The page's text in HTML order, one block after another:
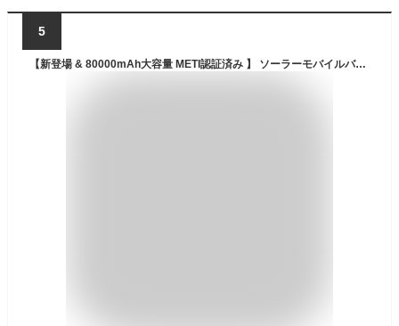
5
【新登場 & 80000mAh大容量 METI認証済み 】 ソーラーモバイルバッテリー 手回し充電 22.5W/PD18W 3A急速充電 4本ケーブル内蔵 Type-C入出力兼用 7台同時充電 ソーラーチャージャー 5Way蓄電 懐中電灯+LEDライト付き 防塵 耐衝撃 コンパス搭載 防災グッズ SOSモード 地震/災害/旅行/アウトドア iPhone/Android各種デバイス対応(オレンジ)